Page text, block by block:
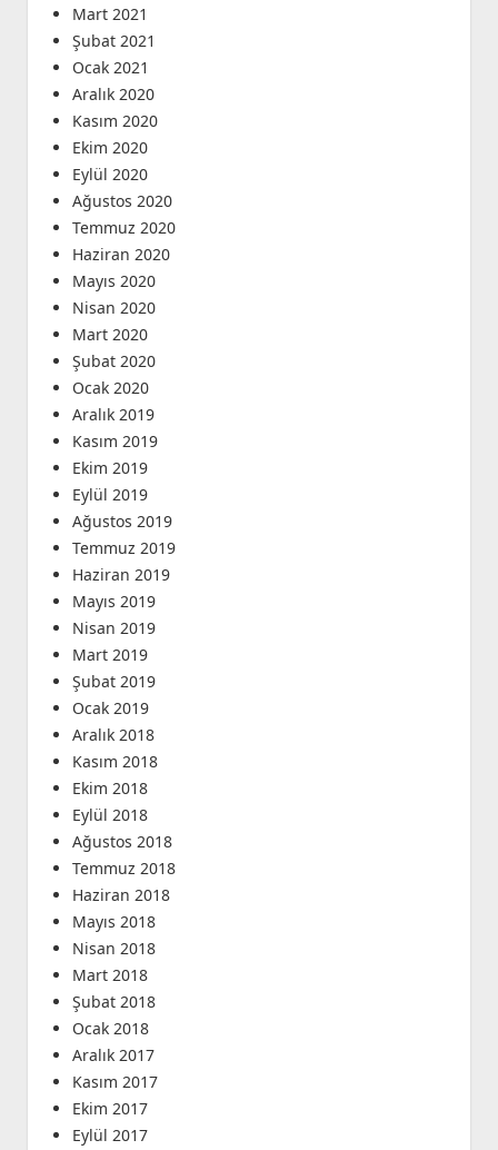
Mart 2021
Şubat 2021
Ocak 2021
Aralık 2020
Kasım 2020
Ekim 2020
Eylül 2020
Ağustos 2020
Temmuz 2020
Haziran 2020
Mayıs 2020
Nisan 2020
Mart 2020
Şubat 2020
Ocak 2020
Aralık 2019
Kasım 2019
Ekim 2019
Eylül 2019
Ağustos 2019
Temmuz 2019
Haziran 2019
Mayıs 2019
Nisan 2019
Mart 2019
Şubat 2019
Ocak 2019
Aralık 2018
Kasım 2018
Ekim 2018
Eylül 2018
Ağustos 2018
Temmuz 2018
Haziran 2018
Mayıs 2018
Nisan 2018
Mart 2018
Şubat 2018
Ocak 2018
Aralık 2017
Kasım 2017
Ekim 2017
Eylül 2017